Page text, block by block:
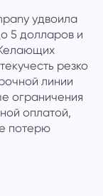
удвоила
5 долларов и
резко
линии
ограничения
оплатой,
потерю